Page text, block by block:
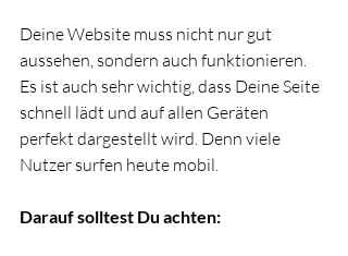
Deine Website muss nicht nur gut
aussehen, sondern auch funktionieren.
Es ist auch sehr wichtig, dass Deine Seite
schnell lädt und auf allen Geräten
perfekt dargestellt wird. Denn viele
Nutzer surfen heute mobil.
Darauf solltest Du achten: